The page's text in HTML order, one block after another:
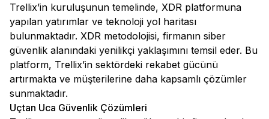
Trellix’in kuruluşunun temelinde, XDR platformuna
yapılan yatırımlar ve teknoloji yol haritası
bulunmaktadır. XDR metodolojisi, firmanın siber
güvenlik alanındaki yenilikçi yaklaşımını temsil eder. Bu
platform, Trellix’in sektördeki rekabet gücünü
artırmakta ve müşterilerine daha kapsamlı çözümler
sunmaktadır.
Uçtan Uca Güvenlik Çözümleri